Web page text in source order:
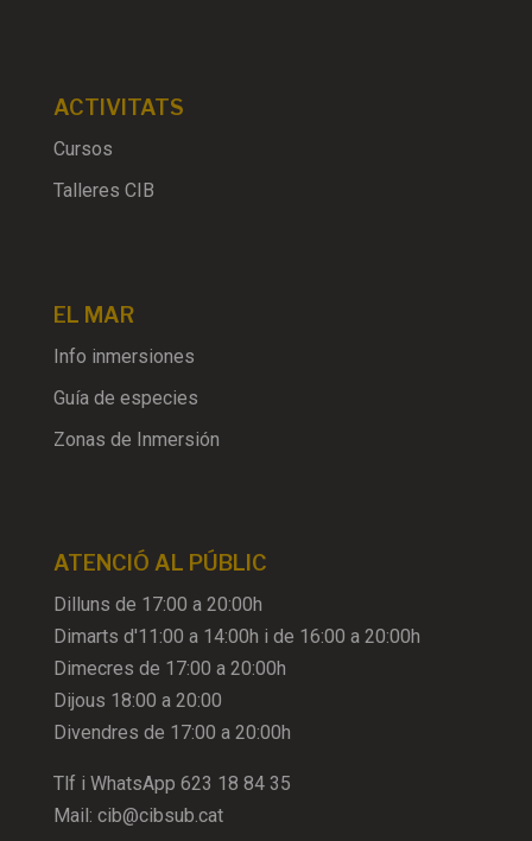
ACTIVITATS
Cursos
Talleres CIB
EL MAR
Info inmersiones
Guía de especies
Zonas de Inmersión
ATENCIÓ AL PÚBLIC
Dilluns de 17:00 a 20:00h
Dimarts d'11:00 a 14:00h i de 16:00 a 20:00h
Dimecres de 17:00 a 20:00h
Dijous 18:00 a 20:00
Divendres de 17:00 a 20:00h
Tlf i WhatsApp 623 18 84 35
Mail: cib@cibsub.cat